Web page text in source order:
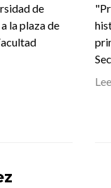
de
la plaza de